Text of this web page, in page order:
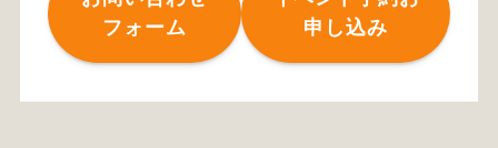
フォーム
申し込み